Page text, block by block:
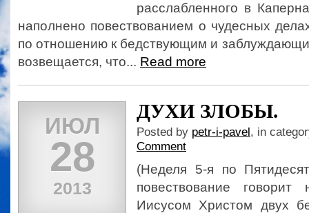
расслабленного в
наполнено повествованием о чудесных
по отношению к бедствующим и
возвещается, что... Read more
ИЮЛ
28
2013
ДУХИ ЗЛОБЫ.
Posted by petr-i-pavel, in
Comment
(Неделя 5-я по
повествование
Иисусом Христом двух